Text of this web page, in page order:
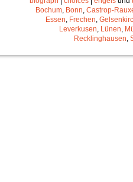
Bochum, Bonn, Castrop-
Essen, Frechen,
Leverkusen, Lünen,
Recklinghausen,